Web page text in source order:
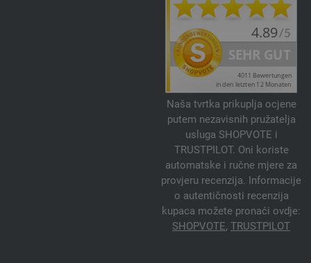
Naša tvrtka prikuplja ocjene
putem nezavisnih pružatelja
usluga SHOPVOTE i
TRUSTPILOT. Oni koriste
automatske i ručne mjere za
provjeru recenzija. Informacije
o autentičnosti recenzija
kupaca možete pronaći ovdje:
SHOPVOTE, TRUSTPILOT